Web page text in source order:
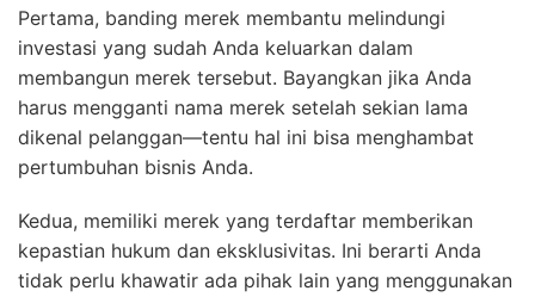
Pertama, banding merek membantu melindungi
investasi yang sudah Anda keluarkan dalam
membangun merek tersebut. Bayangkan jika Anda
harus mengganti nama merek setelah sekian lama
dikenal pelanggan—tentu hal ini bisa menghambat
pertumbuhan bisnis Anda.
Kedua, memiliki merek yang terdaftar memberikan
kepastian hukum dan eksklusivitas. Ini berarti Anda
tidak perlu khawatir ada pihak lain yang menggunakan